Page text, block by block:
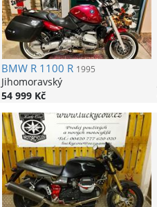
BMWR 1100 R 1995
Jihomoravský
54 999 Kč